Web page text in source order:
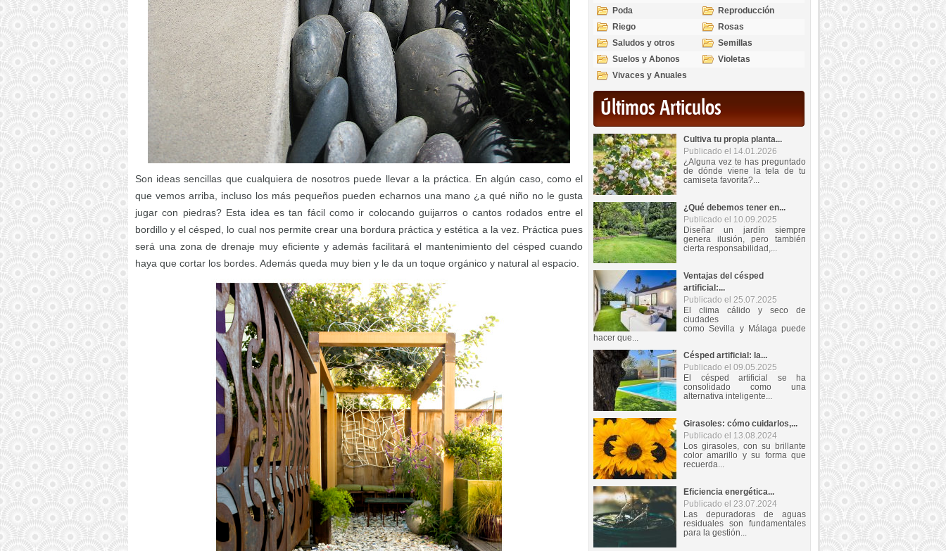
Son ideas sencillas que cualquiera de nosotros puede llevar a la práctica. En algún caso, como el
que vemos arriba, incluso los más pequeños pueden echarnos una mano ¿a qué niño no le gusta
jugar con piedras? Esta idea es tan fácil como ir colocando guijarros o cantos rodados entre el
bordillo y el césped, lo cual nos permite crear una bordura práctica y estética a la vez. Práctica pues
será una zona de drenaje muy eficiente y además facilitará el mantenimiento del césped cuando
haya que cortar los bordes. Además queda muy bien y le da un toque orgánico y natural al espacio.
Poda
Reproducción
Riego
Rosas
Saludos y otros
temas
Semillas
Suelos y Abonos
Violetas
Vivaces y Anuales
Últimos Articulos
Cultiva tu propia planta...
Publicado el 14.01.2026
¿Alguna vez te has preguntado
de dónde viene la tela de tu
camiseta favorita?...
¿Qué debemos tener en...
Publicado el 10.09.2025
Diseñar un jardín siempre
genera ilusión, pero también
cierta responsabilidad,...
Ventajas del césped
artificial:...
Publicado el 25.07.2025
El clima cálido y seco de
ciudades
como Sevilla y Málaga puede
hacer que...
Césped artificial: la...
Publicado el 09.05.2025
El césped artificial se ha
consolidado como una
alternativa inteligente...
Girasoles: cómo cuidarlos,...
Publicado el 13.08.2024
Los girasoles, con su brillante
color amarillo y su forma que
recuerda...
Eficiencia energética...
Publicado el 23.07.2024
Las depuradoras de aguas
residuales son fundamentales
para la gestión...